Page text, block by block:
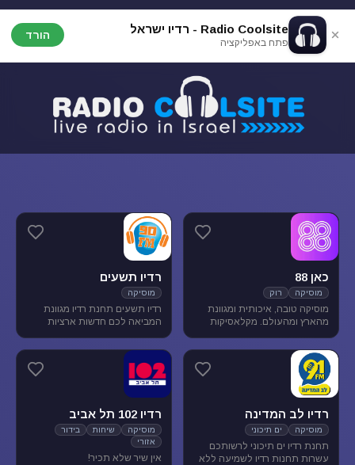
Radio Coolsite - רדיו ישראל
פתח באפליקציה
הורד
כאן 88
מוסיקה רוק
מוסיקה טובה, איכותית ומגוונת
מהארץ ומהעולם. מקלאסיקות
בארץ ובעולם ועד ג'אז, אלטרנטיב,
מוסיקת עולם ובלוז.
רדיו תשעים
מוסיקה
רדיו תשעים תחנת רדיו מגוונת
המביאה לכם חדשות ארציות
ופנאי וכמובן מוסיקה מגוונת
להנאת המאזינים
רדיו לב המדינה
מוסיקה ים תיכוני
תחנת רדיו ים תיכוני לרשותכם
עשרות תחנות רדיו לשמיעה ללא
רדיו 102 תל אביב
מוסיקה שיחות
בידור
אזורי
אין שיר שלא תכיר!